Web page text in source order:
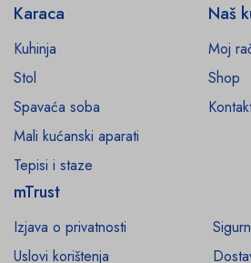
Karaca
Kuhinja
Stol
Spavaća soba
Mali kućanski aparati
Tepisi i staze
Naš
Moj
Shop
mTrust
Izjava o privatnosti
Uslovi korištenja